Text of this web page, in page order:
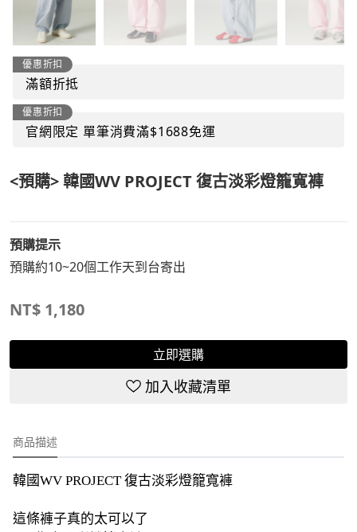
優惠折扣
滿額折抵
優惠折扣
官網限定 單筆消費滿$1688免運
<預購> 韓國WV PROJECT 復古淡彩燈籠寬褲
預購提示
預購約10~20個工作天到台寄出
NT$ 1,180
立即選購
加入收藏清單
商品描述
韓國WV PROJECT 復古淡彩燈籠寬褲
這條褲子真的太可以了